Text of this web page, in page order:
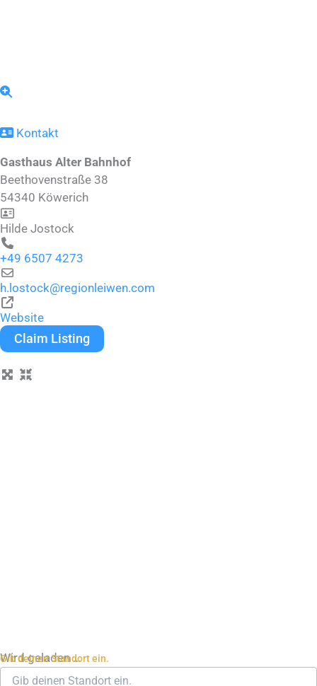
Kontakt
Gasthaus Alter Bahnhof
Beethovenstraße 38
54340 Köwerich
Hilde Jostock
+49 6507 4273
h.lostock@regionleiwen.com
Website
Claim Listing
Wird geladen …
Gib deinen Standort ein.